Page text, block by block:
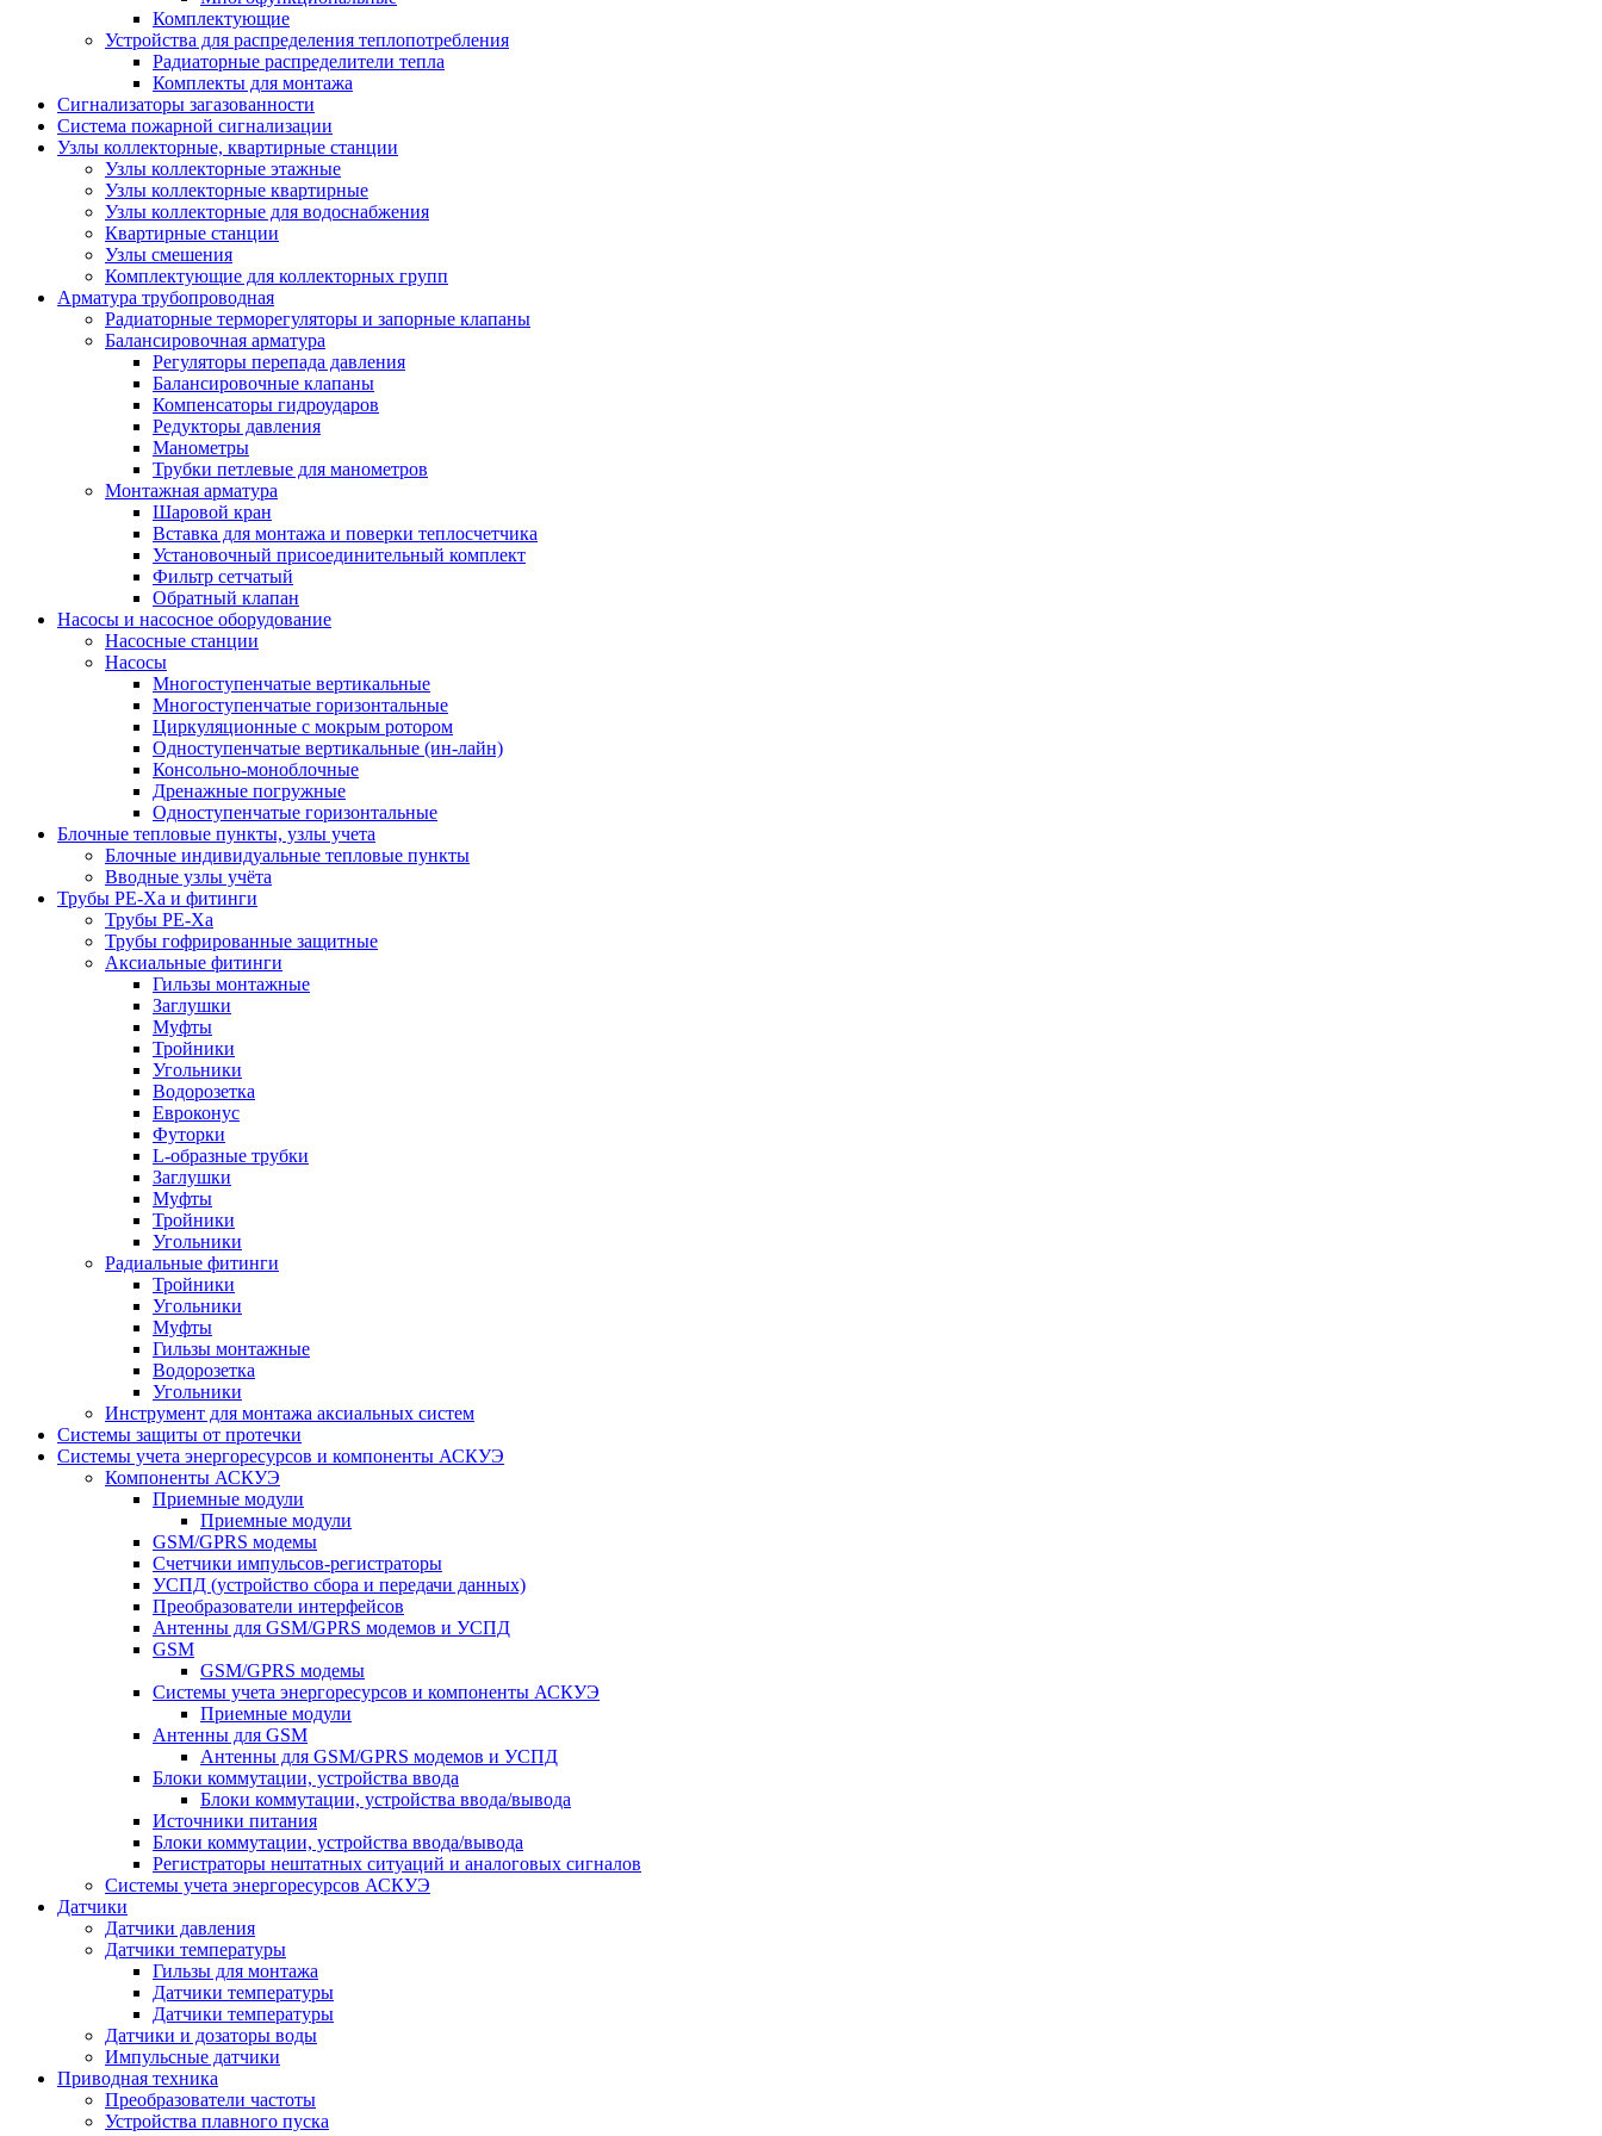
Комплектующие
Устройства для распределения теплопотребления
Радиаторные распределители тепла
Комплекты для монтажа
Сигнализаторы загазованности
Система пожарной сигнализации
Узлы коллекторные, квартирные станции
Узлы коллекторные этажные
Узлы коллекторные квартирные
Узлы коллекторные для водоснабжения
Квартирные станции
Узлы смешения
Комплектующие для коллекторных групп
Арматура трубопроводная
Радиаторные терморегуляторы и запорные клапаны
Балансировочная арматура
Регуляторы перепада давления
Балансировочные клапаны
Компенсаторы гидроударов
Редукторы давления
Манометры
Трубки петлевые для манометров
Монтажная арматура
Шаровой кран
Вставка для монтажа и поверки теплосчетчика
Установочный присоединительный комплект
Фильтр сетчатый
Обратный клапан
Насосы и насосное оборудование
Насосные станции
Насосы
Многоступенчатые вертикальные
Многоступенчатые горизонтальные
Циркуляционные с мокрым ротором
Одноступенчатые вертикальные (ин-лайн)
Консольно-моноблочные
Дренажные погружные
Одноступенчатые горизонтальные
Блочные тепловые пункты, узлы учета
Блочные индивидуальные тепловые пункты
Вводные узлы учёта
Трубы РЕ-Ха и фитинги
Трубы РЕ-Ха
Трубы гофрированные защитные
Аксиальные фитинги
Гильзы монтажные
Заглушки
Муфты
Тройники
Угольники
Водорозетка
Евроконус
Футорки
L-образные трубки
Заглушки
Муфты
Тройники
Угольники
Радиальные фитинги
Тройники
Угольники
Муфты
Гильзы монтажные
Водорозетка
Угольники
Инструмент для монтажа аксиальных систем
Системы защиты от протечки
Системы учета энергоресурсов и компоненты АСКУЭ
Компоненты АСКУЭ
Приемные модули
Приемные модули
GSM/GPRS модемы
Счетчики импульсов-регистраторы
УСПД (устройство сбора и передачи данных)
Преобразователи интерфейсов
Антенны для GSM/GPRS модемов и УСПД
GSM
GSM/GPRS модемы
Системы учета энергоресурсов и компоненты АСКУЭ
Приемные модули
Антенны для GSM
Антенны для GSM/GPRS модемов и УСПД
Блоки коммутации, устройства ввода
Блоки коммутации, устройства ввода/вывода
Источники питания
Блоки коммутации, устройства ввода/вывода
Регистраторы нештатных ситуаций и аналоговых сигналов
Системы учета энергоресурсов АСКУЭ
Датчики
Датчики давления
Датчики температуры
Гильзы для монтажа
Датчики температуры
Датчики температуры
Датчики и дозаторы воды
Импульсные датчики
Приводная техника
Преобразователи частоты
Устройства плавного пуска